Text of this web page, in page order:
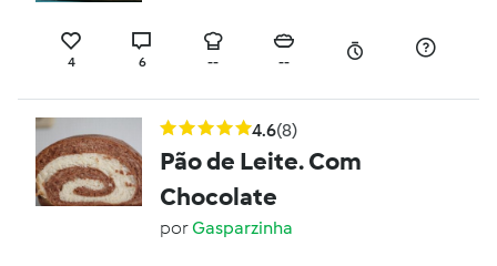
4 6 -- --
4.6(8)
Pão de Leite. Com
Chocolate
porGasparzinha